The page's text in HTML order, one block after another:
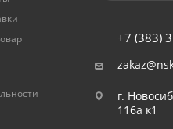
+7 (383)
г.
116а к1